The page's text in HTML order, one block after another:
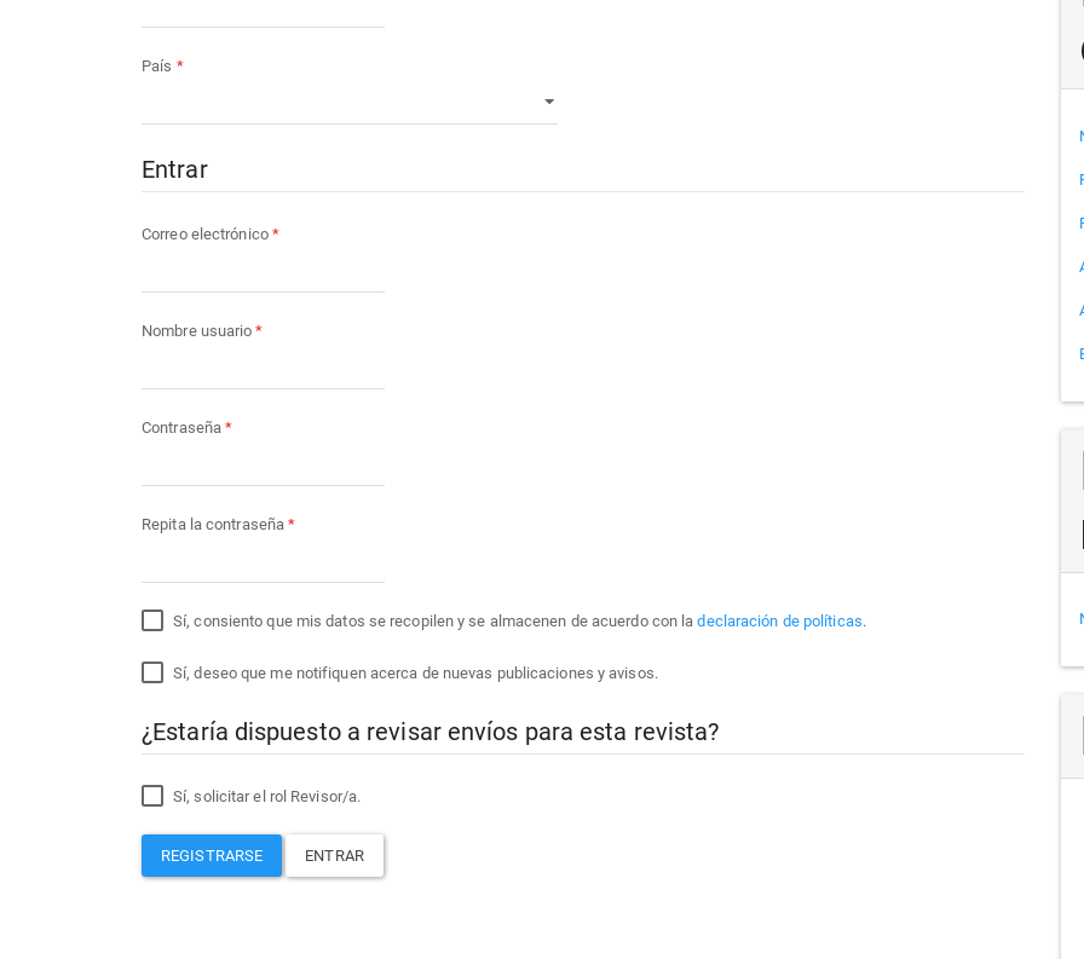
País *Obligatorio
Entrar
Correo electrónico *Obligatorio
Nombre usuario*Obligatorio
Contraseña*Obligatorio
Repita la contraseña*Obligatorio
Sí, consiento que mis datos se recopilen y se almacenen de acuerdo con ladeclaración de políticas.
Sí, deseo que me notifiquen acerca de nuevas publicaciones y avisos.
¿Estaría dispuesto a revisar envíos para esta revista?
Sí, solicitar el rol Revisor/a.
REGISTRARSE ENTRAR